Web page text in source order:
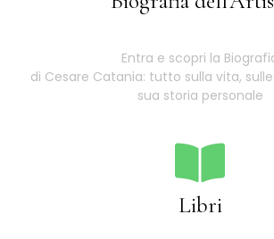
Entra e scopri la
di Cesare Catania: tutto sulla vita, sulle
sua storia personale
Libri